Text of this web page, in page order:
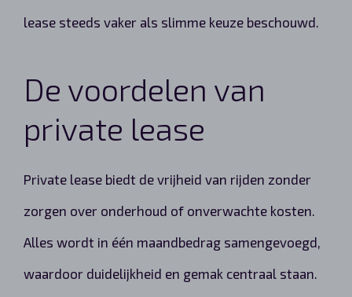
lease steeds vaker als slimme keuze beschouwd.
De voordelen van
private lease
Private lease biedt de vrijheid van rijden zonder
zorgen over onderhoud of onverwachte kosten.
Alles wordt in één maandbedrag samengevoegd,
waardoor duidelijkheid en gemak centraal staan.